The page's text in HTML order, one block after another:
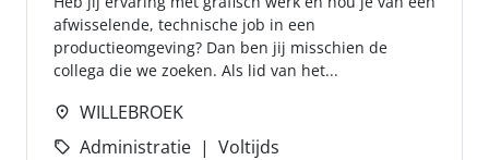
afwisselende, technische job in een
productieomgeving? Dan ben jij misschien de
collega die we zoeken. Als lid van het...
WILLEBROEK
Administratie
Voltijds